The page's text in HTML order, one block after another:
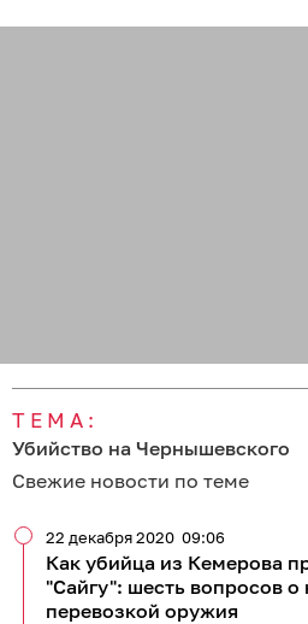
ТЕМА:
Убийство на Чернышевского
Свежие новости по теме
Как убийца из Кемерова
"Сайгу": шесть вопросов о
перевозкой оружия
22 декабря 2020 09:06